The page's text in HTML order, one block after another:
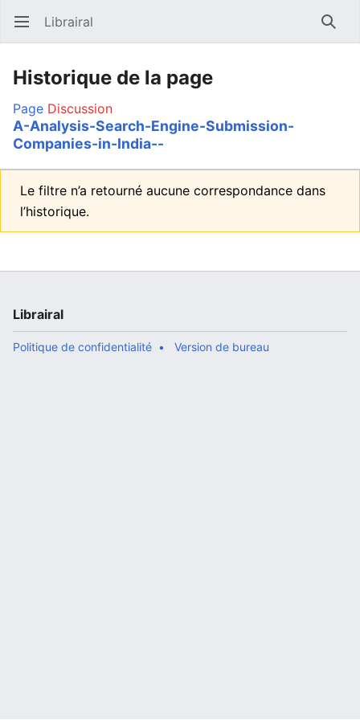
Ouvrir le menu principal Librairal
Historique de la page
Page Discussion
A-Analysis-Search-Engine-Submission-
Companies-in-India--
Le filtre n’a retourné aucune correspondance dans
l’historique.
Librairal
Politique de confidentialité Version de bureau